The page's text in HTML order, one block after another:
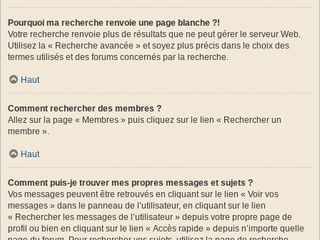
Pourquoi ma recherche renvoie une page blanche ?!
Votre recherche renvoie plus de résultats que ne peut gérer le serveur Web.
Utilisez la « Recherche avancée » et soyez plus précis dans le choix des
termes utilisés et des forums concernés par la recherche.
Haut
Comment rechercher des membres ?
Allez sur la page « Membres » puis cliquez sur le lien « Rechercher un
membre ».
Haut
Comment puis-je trouver mes propres messages et sujets ?
Vos messages peuvent être retrouvés en cliquant sur le lien « Voir vos
messages » dans le panneau de l’utilisateur, en cliquant sur le lien
« Rechercher les messages de l’utilisateur » depuis votre propre page de
profil ou bien en cliquant sur le lien « Accès rapide » depuis n’importe quelle